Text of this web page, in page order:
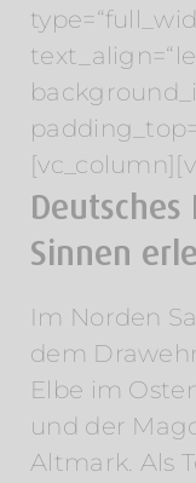
Sinnen
Im Norden
dem
Elbe im
und der
Altmark. Als